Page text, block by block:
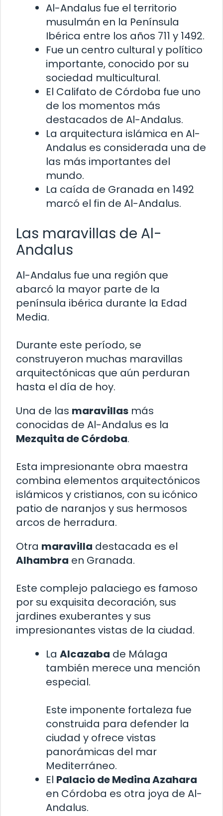
Al-Andalus fue el territorio
musulmán en la Península
Ibérica entre los años 711 y 1492.
Fue un centro cultural y político
importante, conocido por su
sociedad multicultural.
El Califato de Córdoba fue uno
de los momentos más
destacados de Al-Andalus.
La arquitectura islámica en Al-
Andalus es considerada una de
las más importantes del
mundo.
La caída de Granada en 1492
marcó el fin de Al-Andalus.
Las maravillas de Al-
Andalus
Al-Andalus fue una región que
abarcó la mayor parte de la
península ibérica durante la Edad
Media.
Durante este período, se
construyeron muchas maravillas
arquitectónicas que aún perduran
hasta el día de hoy.
Una de las maravillas más
conocidas de Al-Andalus es la
Mezquita de Córdoba.
Esta impresionante obra maestra
combina elementos arquitectónicos
islámicos y cristianos, con su icónico
patio de naranjos y sus hermosos
arcos de herradura.
Otra maravilla destacada es el
Alhambra en Granada.
Este complejo palaciego es famoso
por su exquisita decoración, sus
jardines exuberantes y sus
impresionantes vistas de la ciudad.
La Alcazaba de Málaga
también merece una mención
especial.
Este imponente fortaleza fue
construida para defender la
ciudad y ofrece vistas
panorámicas del mar
Mediterráneo.
El Palacio de Medina Azahara
en Córdoba es otra joya de Al-
Andalus.